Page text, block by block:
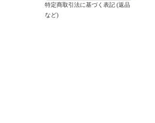
特定商取引法に基づく表記 (返品
など)